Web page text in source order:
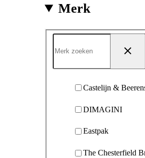
Merk
Merk
Reset
Castelijn &
DIMAGINI
Eastpak
The Chesterfield